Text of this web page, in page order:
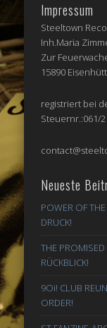
Impressum
Steeltown
Inh.Maria
Zur
15890
registriert bei
Steuernr.:061/
Neueste
POWER OF
DRUCK!
THE
RÜCKBLICK!
9Oi! CLUB
ORDER!